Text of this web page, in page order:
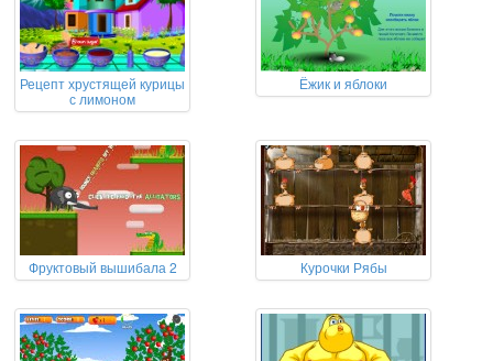
Рецепт хрустящей курицы
с лимоном
Ёжик и яблоки
Фруктовый вышибала 2 Курочки Рябы